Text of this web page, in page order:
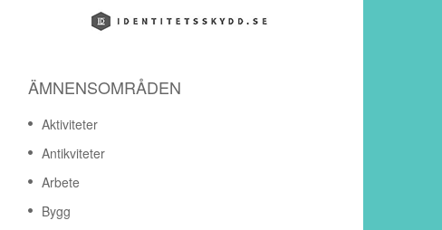
ÄMNENSOMRÅDEN
Aktiviteter
Antikviteter
Arbete
Bygg